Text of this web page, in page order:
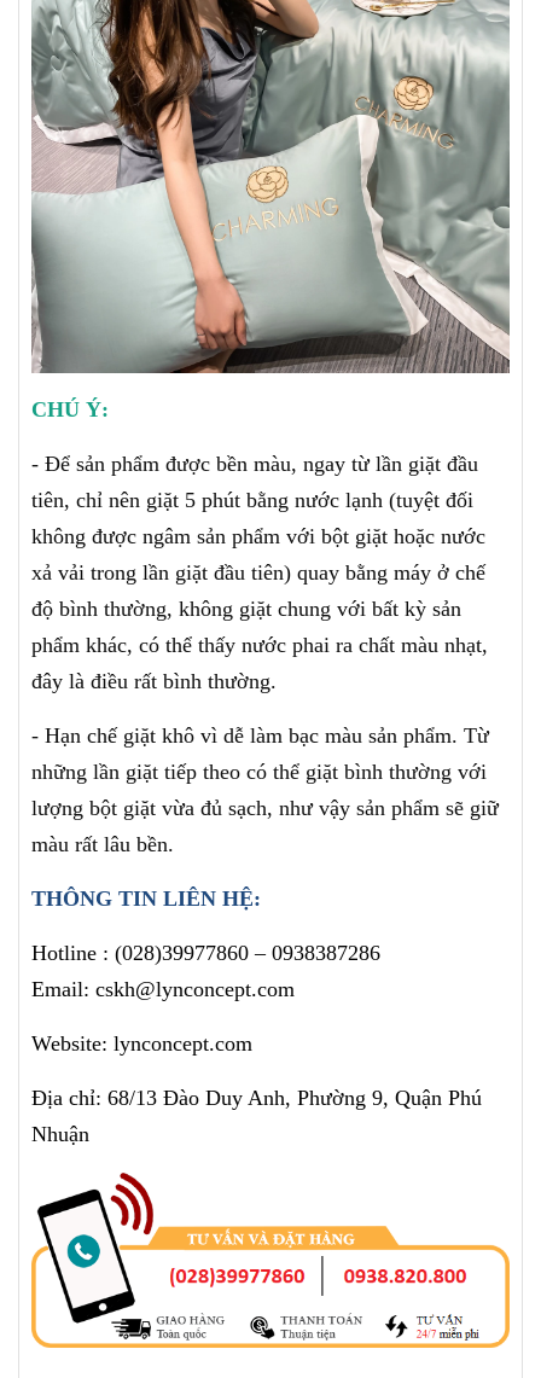
CHÚ Ý:
- Để sản phẩm được bền màu, ngay từ lần giặt đầu
tiên, chỉ nên giặt 5 phút bằng nước lạnh (tuyệt đối
không được ngâm sản phẩm với bột giặt hoặc nước
xả vải trong lần giặt đầu tiên) quay bằng máy ở chế
độ bình thường, không giặt chung với bất kỳ sản
phẩm khác, có thể thấy nước phai ra chất màu nhạt,
đây là điều rất bình thường.
- Hạn chế giặt khô vì dễ làm bạc màu sản phẩm. Từ
những lần giặt tiếp theo có thể giặt bình thường với
lượng bột giặt vừa đủ sạch, như vậy sản phẩm sẽ giữ
màu rất lâu bền.
THÔNG TIN LIÊN HỆ:
Hotline : (028)39977860– 0938387286
Email: cskh@lynconcept.com
Website: lynconcept.com
Địa chỉ: 68/13 Đào Duy Anh, Phường 9, Quận Phú
Nhuận